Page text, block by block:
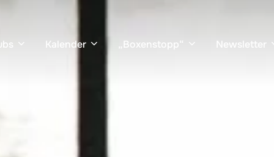
Kalender „Boxenstopp“ Newsletter